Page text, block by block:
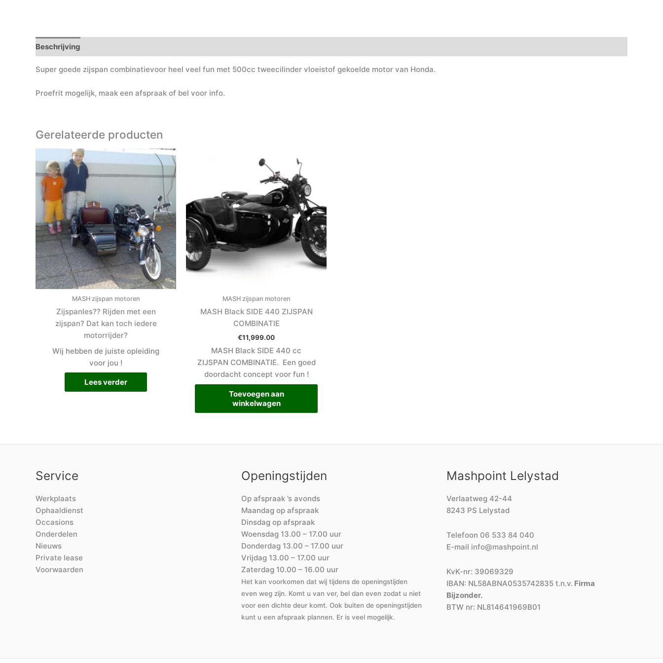
Beschrijving
Super goede zijspan combinatievoor heel veel fun met 500cc tweecilinder vloeistof gekoelde motor van Honda.
Proefrit mogelijk, maak een afspraak of bel voor info.
Gerelateerde producten
MASH zijspan motoren
Zijspanles?? Rijden met een
zijspan? Dat kan toch iedere
motorrijder?
Wij hebben de juiste opleiding
voor jou !
Lees verder
MASH zijspan motoren
MASH Black SIDE 440 ZIJSPAN
COMBINATIE
€11,999.00
MASH Black SIDE 440 cc
ZIJSPAN COMBINATIE. Een goed
doordacht concept voor fun !
Toevoegen aan
winkelwagen
Service
Werkplaats
Ophaaldienst
Occasions
Onderdelen
Nieuws
Private lease
Voorwaarden
Openingstijden
Op afspraak ’s avonds
Maandag op afspraak
Dinsdag op afspraak
Woensdag 13.00 – 17.00 uur
Donderdag 13.00 – 17.00 uur
Vrijdag 13.00 – 17.00 uur
Zaterdag 10.00 – 16.00 uur
Het kan voorkomen dat wij tijdens de openingstijden
even weg zijn. Komt u van ver, bel dan even zodat u niet
voor een dichte deur komt. Ook buiten de openingstijden
kunt u een afspraak plannen. Er is veel mogelijk.
Mashpoint Lelystad
Verlaatweg 42-44
8243 PS Lelystad
Telefoon 06 533 84 040
E-mail info@mashpoint.nl
KvK-nr: 39069329
IBAN: NL58ABNA0535742835 t.n.v. Firma
Bijzonder.
BTW nr: NL814641969B01